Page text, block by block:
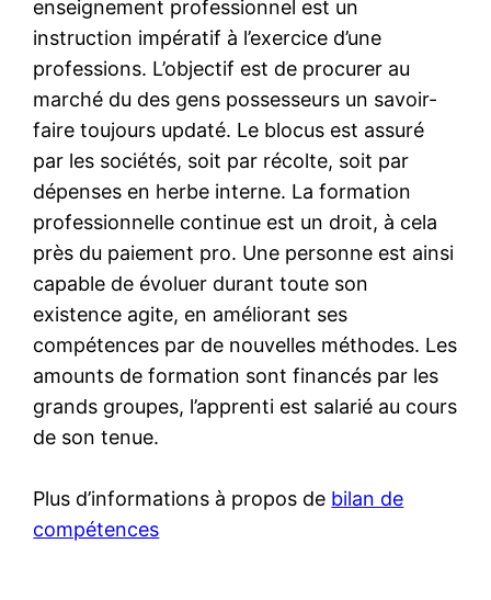
enseignement professionnel est un
instruction impératif à l’exercice d’une
professions. L’objectif est de procurer au
marché du des gens possesseurs un savoir-
faire toujours updaté. Le blocus est assuré
par les sociétés, soit par récolte, soit par
dépenses en herbe interne. La formation
professionnelle continue est un droit, à cela
près du paiement pro. Une personne est ainsi
capable de évoluer durant toute son
existence agite, en améliorant ses
compétences par de nouvelles méthodes. Les
amounts de formation sont financés par les
grands groupes, l’apprenti est salarié au cours
de son tenue.
Plus d’informations à propos de bilan de
compétences